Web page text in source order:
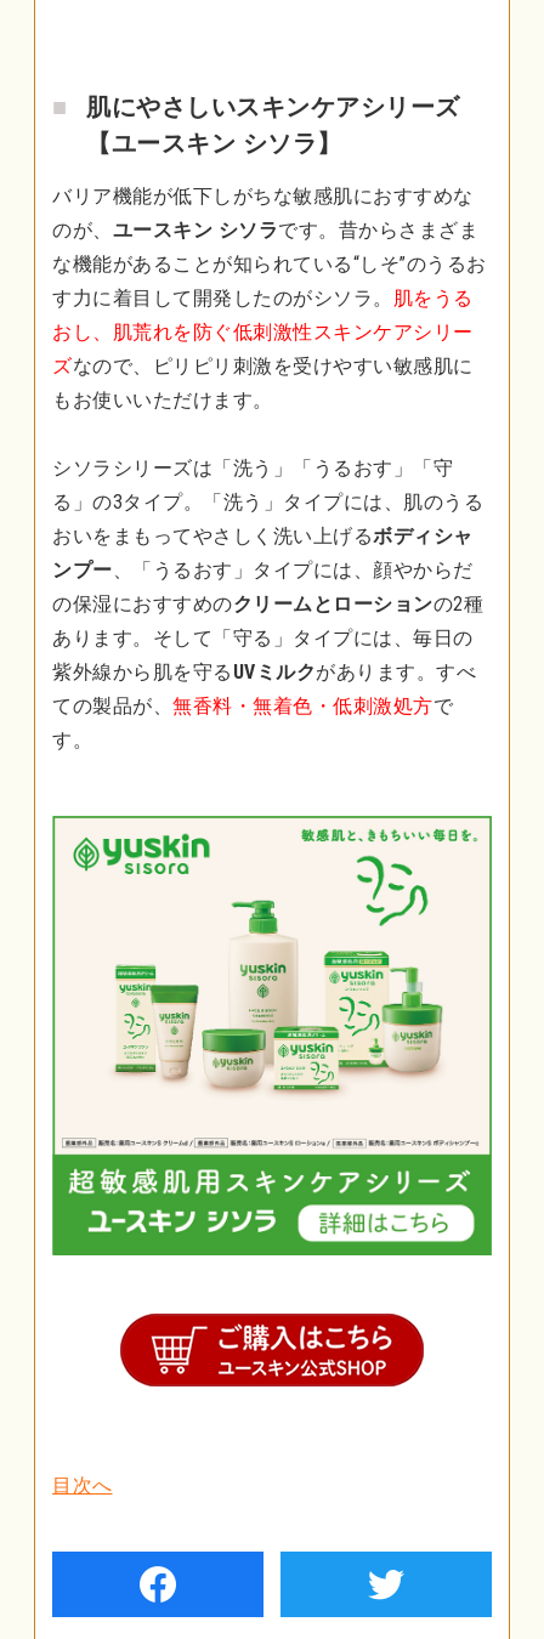
肌にやさしいスキンケアシリーズ
【ユースキン シソラ】
バリア機能が低下しがちな敏感肌におすすめな
のが、 ユースキン シソラです。昔からさまざま
な機能があることが知られている“しそ”のうるお
す力に着目して開発したのがシソラ。 肌をうる
おし、肌荒れを防ぐ低刺激性スキンケアシリー
ズなので、ピリピリ刺激を受けやすい敏感肌に
もお使いいただけます。
シソラシリーズは「洗う」「うるおす」「守
る」の3タイプ。「洗う」タイプには、肌のうる
おいをまもってやさしく洗い上げるボディシャ
ンプー、「うるおす」タイプには、顔やからだ
の保湿におすすめのクリームとローションの2種
あります。そして「守る」タイプには、毎日の
紫外線から肌を守る UVミルクがあります。すべ
ての製品が、 無香料・無着色・低刺激処方で
す。
目次へ
facebook twiter